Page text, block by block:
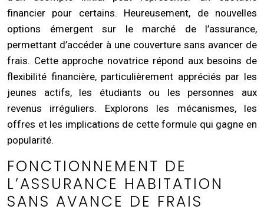
financier pour certains. Heureusement, de nouvelles
options émergent sur le marché de l’assurance,
permettant d’accéder à une couverture sans avancer de
frais. Cette approche novatrice répond aux besoins de
flexibilité financière, particulièrement appréciés par les
jeunes actifs, les étudiants ou les personnes aux
revenus irréguliers. Explorons les mécanismes, les
offres et les implications de cette formule qui gagne en
popularité.
FONCTIONNEMENT DE
L’ASSURANCE HABITATION
SANS AVANCE DE FRAIS